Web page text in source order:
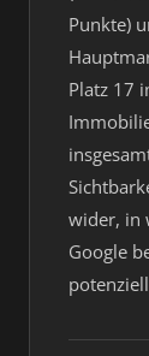
Punkte)
Platz 17
wider, in
Google